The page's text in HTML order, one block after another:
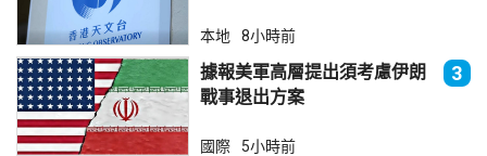
本地 8小時前
據報美軍高層提出須考慮伊朗
戰事退出方案
3
國際 5小時前